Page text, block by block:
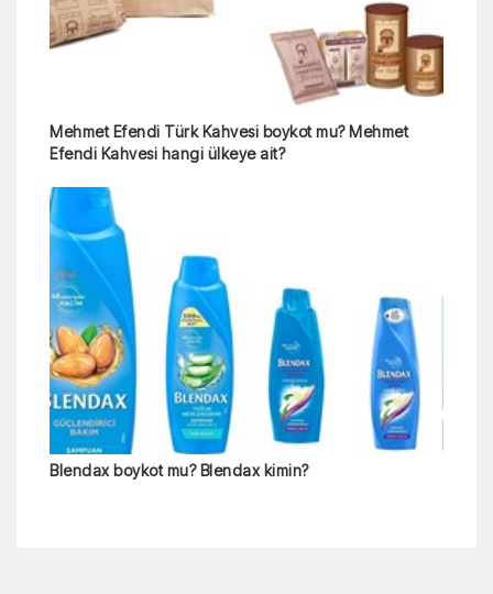
Mehmet Efendi Türk Kahvesi boykot mu? Mehmet
Efendi Kahvesi hangi ülkeye ait?
Blendax boykot mu? Blendax kimin?